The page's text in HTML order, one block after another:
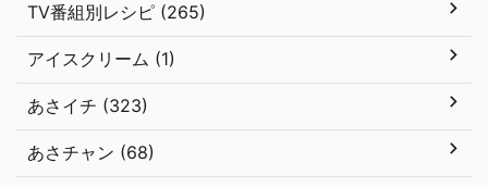
TV番組別レシピ (265)
アイスクリーム (1)
あさイチ (323)
あさチャン (68)